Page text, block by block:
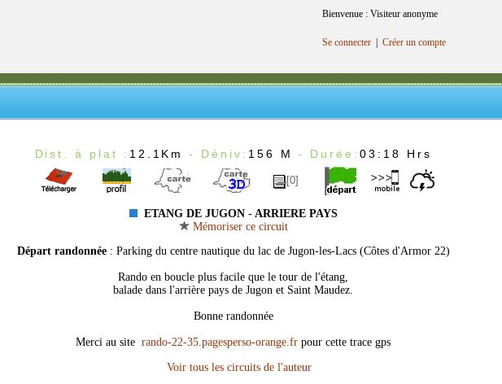
Bienvenue : Visiteur anonyme
Se connecter Créer un compte
Dist. à plat : 12.1Km - Déniv: 156 M- Durée: 03:18 Hrs
[0]
ETANG DE JUGON - ARRIERE PAYS
Mémoriser ce circuit
Départ randonnée : Parking du centre nautique du lac de Jugon-les-Lacs (Côtes d'Armor 22)
Rando en boucle plus facile que le tour de l'étang,
balade dans l'arrière pays de Jugon et Saint Maudez.
Bonne randonnée
Merci au site rando-22-35.pagesperso-orange.fr pour cette trace gps